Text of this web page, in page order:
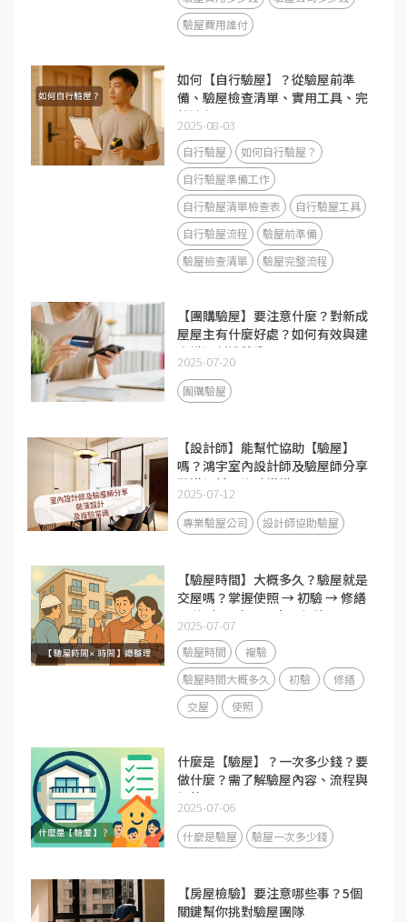
驗屋費用誰付
如何【自行驗屋】？從驗屋前準
備、驗屋檢查清單、實用工具、完
整流程
2025-08-03
自行驗屋
如何自行驗屋？
自行驗屋準備工作
自行驗屋清單檢查表
自行驗屋工具
自行驗屋流程
驗屋前準備
驗屋檢查清單
驗屋完整流程
【團購驗屋】要注意什麼？對新成
屋屋主有什麼好處？如何有效與建
商溝通創造雙贏局面
2025-07-20
團購驗屋
【設計師】能幫忙協助【驗屋】
嗎？鴻宇室內設計師及驗屋師分享
裝潢設計及複驗常識！
2025-07-12
專業驗屋公司 設計師協助驗屋
【驗屋時間】大概多久？驗屋就是
交屋嗎？掌握使照 → 初驗 → 修繕
→ 複驗 → 交屋五大里程碑
2025-07-07
驗屋時間
複驗
驗屋時間大概多久
初驗
修繕
交屋
使照
什麼是【驗屋】？一次多少錢？要
做什麼？需了解驗屋內容、流程與
價格
2025-07-06
什麼是驗屋 驗屋一次多少錢
【房屋檢驗】要注意哪些事？5個
關鍵幫你挑對驗屋團隊